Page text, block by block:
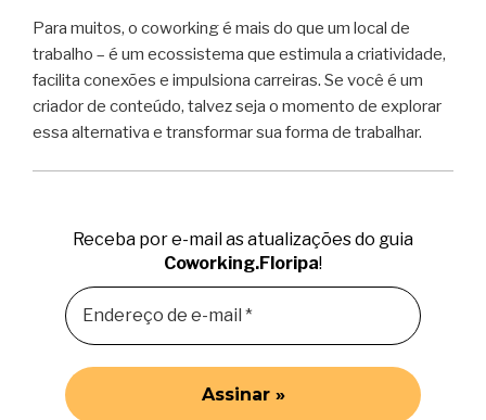
Para muitos, o coworking é mais do que um local de
trabalho – é um ecossistema que estimula a criatividade,
facilita conexões e impulsiona carreiras. Se você é um
criador de conteúdo, talvez seja o momento de explorar
essa alternativa e transformar sua forma de trabalhar.
Receba por e-mail as atualizações do guia
Coworking.Floripa!